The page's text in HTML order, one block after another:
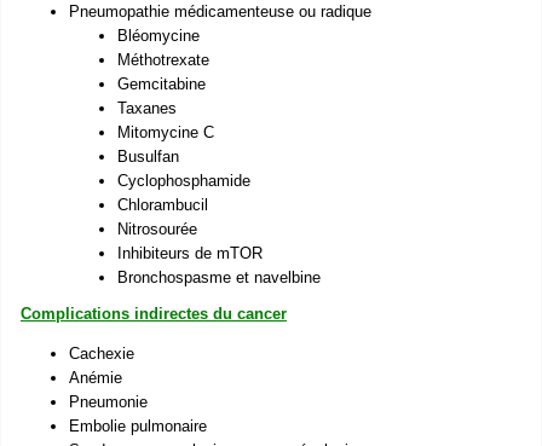
Pneumopathie médicamenteuse ou radique
Bléomycine
Méthotrexate
Gemcitabine
Taxanes
Mitomycine C
Busulfan
Cyclophosphamide
Chlorambucil
Nitrosourée
Inhibiteurs de mTOR
Bronchospasme et navelbine
Complications indirectes du cancer
Cachexie
Anémie
Pneumonie
Embolie pulmonaire